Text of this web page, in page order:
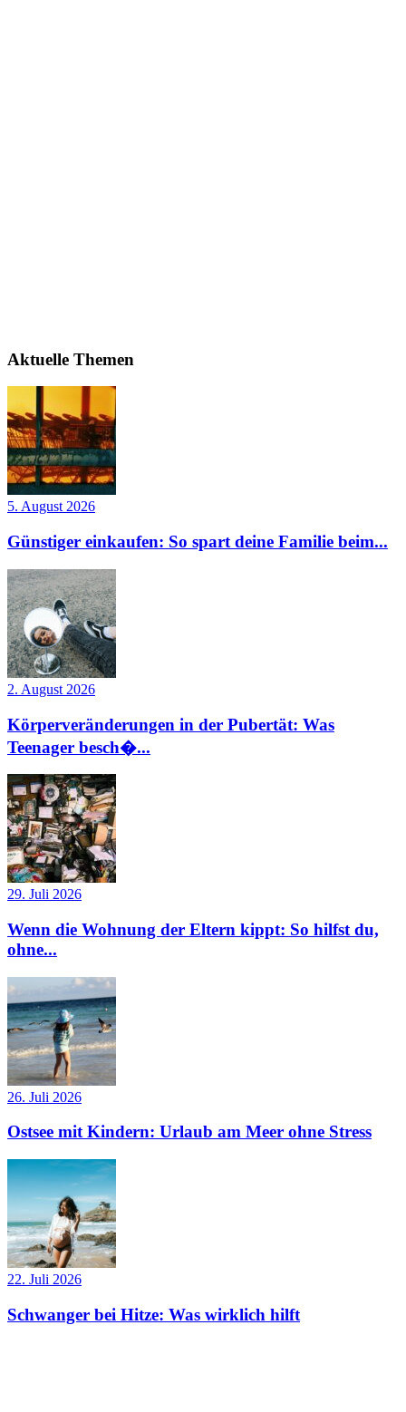
Aktuelle Themen
5. August 2026
Günstiger einkaufen: So spart deine Familie beim...
2. August 2026
Körperveränderungen in der Pubertät: Was
Teenager besch�...
29. Juli 2026
Wenn die Wohnung der Eltern kippt: So hilfst du,
ohne...
26. Juli 2026
Ostsee mit Kindern: Urlaub am Meer ohne Stress
22. Juli 2026
Schwanger bei Hitze: Was wirklich hilft